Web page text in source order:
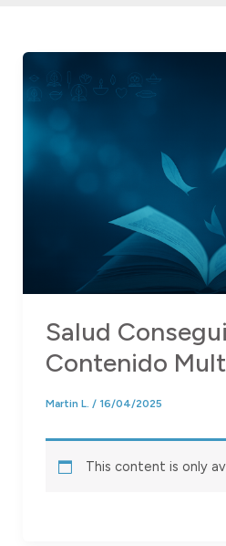
Salud
Contenido
Martin L. / 16/04/2025
This content is only